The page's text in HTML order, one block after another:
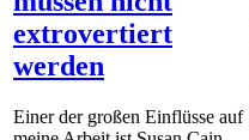
extrovertiert
werden
Einer der großen Einflüsse auf